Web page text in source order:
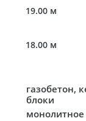
19.00 м
18.00 м
газобетон,
блоки